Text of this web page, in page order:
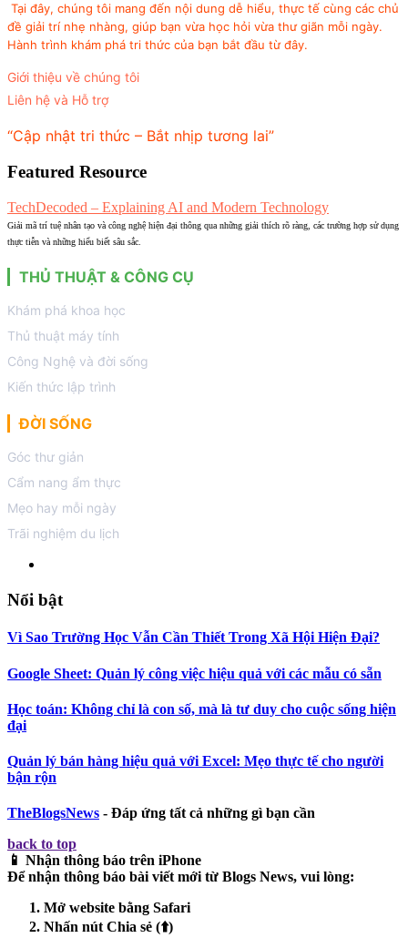
Tại đây, chúng tôi mang đến nội dung dễ hiểu, thực tế cùng các chủ
đề giải trí nhẹ nhàng, giúp bạn vừa học hỏi vừa thư giãn mỗi ngày.
Hành trình khám phá tri thức của bạn bắt đầu từ đây.
Giới thiệu về chúng tôi
Liên hệ và Hỗ trợ
“Cập nhật tri thức – Bắt nhịp tương lai”
Featured Resource
TechDecoded – Explaining AI and Modern Technology
Giải mã trí tuệ nhân tạo và công nghệ hiện đại thông qua những giải thích rõ ràng, các trường hợp sử dụng
thực tiễn và những hiểu biết sâu sắc.
THỦ THUẬT & CÔNG CỤ
Khám phá khoa học
Thủ thuật máy tính
Công Nghệ và đời sống
Kiến thức lập trình
ĐỜI SỐNG
Góc thư giản
Cẩm nang ẩm thực
Mẹo hay mỗi ngày
Trãi nghiệm du lịch
Nổi bật
Vì Sao Trường Học Vẫn Cần Thiết Trong Xã Hội Hiện Đại?
Google Sheet: Quản lý công việc hiệu quả với các mẫu có sẵn
Học toán: Không chỉ là con số, mà là tư duy cho cuộc sống hiện
đại
Quản lý bán hàng hiệu quả với Excel: Mẹo thực tế cho người
bận rộn
TheBlogsNews - Đáp ứng tất cả những gì bạn cần
back to top
📱 Nhận thông báo trên iPhone
Để nhận thông báo bài viết mới từ Blogs News, vui lòng:
Mở website bằng Safari
Nhấn nút Chia sẻ (⬆️)